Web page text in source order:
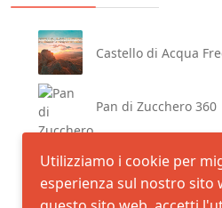
Castello di Acqua
Pan di Zucchero 360
Kirkjufell Mountain
Utilizziamo i cookie per
esperienza sul nostro sito